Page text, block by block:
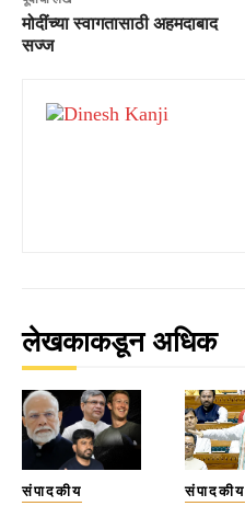
मोदींच्या स्वागतासाठी अहमदाबाद
सज्ज
लेखकाकडून अधिक
संपादकीय संपादकीय